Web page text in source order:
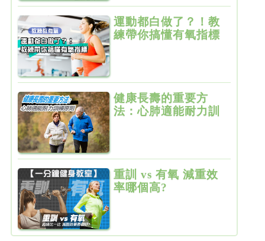
運動都白做了？！教
練帶你搞懂有氧指標
健康長壽的重要方
法：心肺適能耐力訓
重訓 vs 有氧 減重效
率哪個高?